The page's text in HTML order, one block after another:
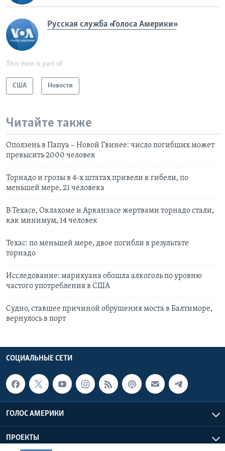
Русская служба «Голоса Америки»
This item is part of
США Новости
Читайте также
Оползень в Папуа – Новой Гвинее: число погибших может
превысить 2000 человек
Торнадо и грозы в 4-х штатах привели к гибели, по
меньшей мере, 21 человека
В Техасе, Оклахоме и Арканзасе жертвами торнадо стали,
как минимум, 14 человек
Техас: по меньшей мере, двое погибли в результате
торнадо
Исследование: марихуана обошла алкоголь по уровню
частого употребления в США
Судно, ставшее причиной обрушения моста в Балтиморе,
вернулось в порт
СОЦИАЛЬНЫЕ СЕТИ
ГОЛОС АМЕРИКИ
ПРОЕКТЫ